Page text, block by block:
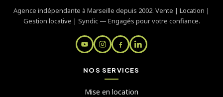
Agence indépendante à Marseille depuis 2002. Vente | Location |
Gestion locative | Syndic — Engagés pour votre confiance.
NOS SERVICES
Mise en location